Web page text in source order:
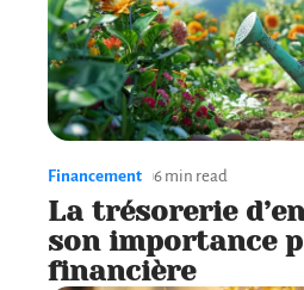
Financement 6 min read
La trésorerie
son importance
financière